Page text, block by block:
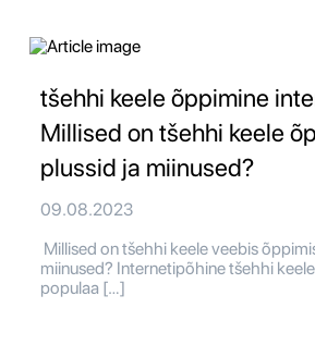
tšehhi keele õppimine
Millised on tšehhi keele
plussid ja miinused?
09.08.2023
Millised on tšehhi keele veebis
miinused? Internetipõhine tšehhi
populaa […]